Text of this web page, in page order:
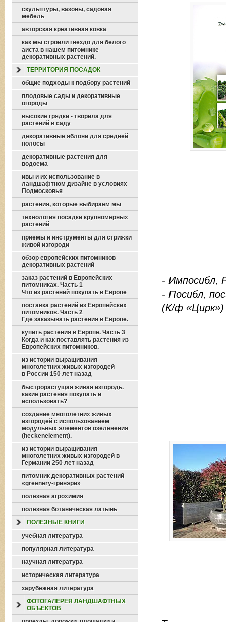
- Импосибл,
- Посибл,
(К/ф «Цирк»)
скульптуры, вазоны, садовая
мебель
авторская креативная ковка
как мы строили гнездо для белого
аиста в нашем питомнике
декоративных растений.
ТЕРРИТОРИЯ ПОСАДОК
общие подходы к подбору растений
плодовые сады и декоративные
огороды
высокие грядки - творила для
растений в саду
декоративные яблони для средней
полосы
декоративные растения для
водоема
ивы и их использование в
ландшафтном дизайне в условиях
Подмосковья
растения, которые выбираем мы
технология посадки крупномерных
растений
приемы и инструменты для стрижки
живой изгороди
обзор европейских питомников
декоративных растений
заказ растений в Европейских
питомниках. Часть 1
Что из растений покупать в Европе
поставка растений из Европейских
питомников. Часть 2
Где заказывать растения в Европе.
купить растения в Европе. Часть 3
Когда и как поставлять растения из
Европейских питомников.
из истории выращивания
многолетних живых изгородей
в России 150 лет назад
быстрорастущая живая изгородь.
какие растения покупать и
использовать?
создание многолетних живых
изгородей с использованием
модульных элементов озеленения
(heckenelement).
из истории выращивания
многолетних живых изгородей в
Германии 250 лет назад
питомник декоративных растений
«greenery-гринэри»
полезная агрохимия
полезная ботаническая латынь
ПОЛЕЗНЫЕ КНИГИ
учебная литература
популярная литература
научная литература
историческая литература
зарубежная литература
ФОТОГАЛЕРЕЯ ЛАНДШАФТНЫХ
ОБЪЕКТОВ